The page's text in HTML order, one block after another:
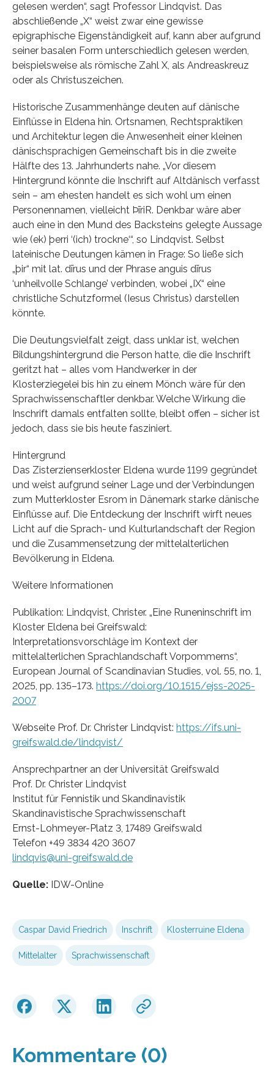
gelesen werden“, sagt Professor Lindqvist. Das
abschließende „X“ weist zwar eine gewisse
epigraphische Eigenständigkeit auf, kann aber aufgrund
seiner basalen Form unterschiedlich gelesen werden,
beispielsweise als römische Zahl X, als Andreaskreuz
oder als Christuszeichen.
Historische Zusammenhänge deuten auf dänische
Einflüsse in Eldena hin. Ortsnamen, Rechtspraktiken
und Architektur legen die Anwesenheit einer kleinen
dänischsprachigen Gemeinschaft bis in die zweite
Hälfte des 13. Jahrhunderts nahe. „Vor diesem
Hintergrund könnte die Inschrift auf Altdänisch verfasst
sein – am ehesten handelt es sich wohl um einen
Personennamen, vielleicht Þı̄riR. Denkbar wäre aber
auch eine in den Mund des Backsteins gelegte Aussage
wie (ek) þerri ‘(ich) trockne‘“, so Lindqvist. Selbst
lateinische Deutungen kämen in Frage: So ließe sich
„þir“ mit lat. dīrus und der Phrase anguis dīrus
‘unheilvolle Schlange’ verbinden, wobei „IX“ eine
christliche Schutzformel (Iesus Christus) darstellen
könnte.
Die Deutungsvielfalt zeigt, dass unklar ist, welchen
Bildungshintergrund die Person hatte, die die Inschrift
geritzt hat – alles vom Handwerker in der
Klosterziegelei bis hin zu einem Mönch wäre für den
Sprachwissenschaftler denkbar. Welche Wirkung die
Inschrift damals entfalten sollte, bleibt offen – sicher ist
jedoch, dass sie bis heute fasziniert.
Hintergrund
Das Zisterzienserkloster Eldena wurde 1199 gegründet
und weist aufgrund seiner Lage und der Verbindungen
zum Mutterkloster Esrom in Dänemark starke dänische
Einflüsse auf. Die Entdeckung der Inschrift wirft neues
Licht auf die Sprach- und Kulturlandschaft der Region
und die Zusammensetzung der mittelalterlichen
Bevölkerung in Eldena.
Weitere Informationen
Publikation: Lindqvist, Christer. „Eine Runeninschrift im
Kloster Eldena bei Greifswald:
Interpretationsvorschläge im Kontext der
mittelalterlichen Sprachlandschaft Vorpommerns“,
European Journal of Scandinavian Studies, vol. 55, no. 1,
2025, pp. 135–173. https://doi.org/10.1515/ejss-2025-
2007
Webseite Prof. Dr. Christer Lindqvist: https://ifs.uni-
greifswald.de/lindqvist/
Ansprechpartner an der Universität Greifswald
Prof. Dr. Christer Lindqvist
Institut für Fennistik und Skandinavistik
Skandinavistische Sprachwissenschaft
Ernst-Lohmeyer-Platz 3, 17489 Greifswald
Telefon +49 3834 420 3607
lindqvis@uni-greifswald.de
Quelle: IDW-Online
Caspar David Friedrich Inschrift Klosterruine Eldena
Mittelalter Sprachwissenschaft
Kommentare (0)